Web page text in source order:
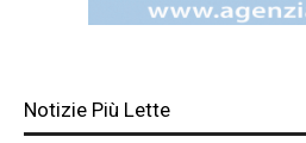
Notizie Più Lette